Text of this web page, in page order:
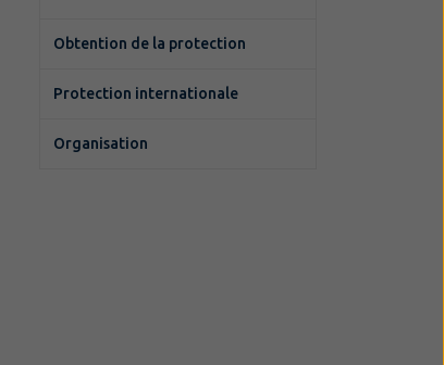
Obtention de la protection
Protection internationale
Organisation